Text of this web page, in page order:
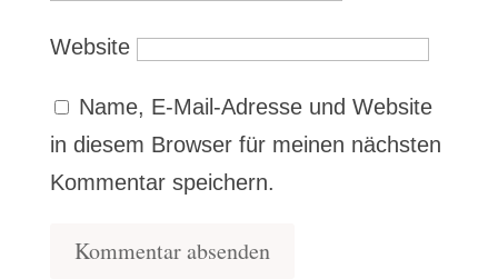
Website
Name, E-Mail-Adresse und Website
in diesem Browser für meinen nächsten
Kommentar speichern.